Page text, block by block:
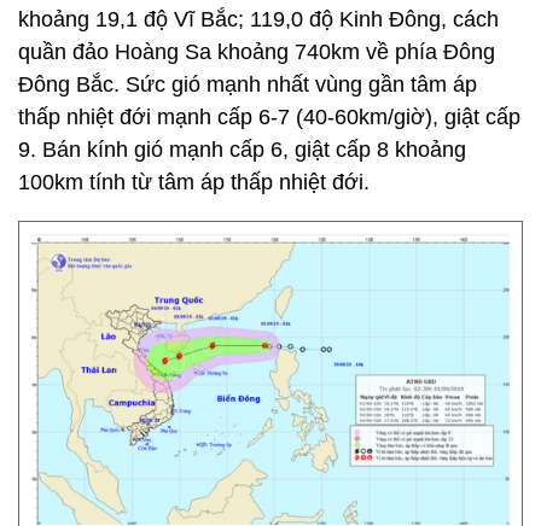
khoảng 19,1 độ Vĩ Bắc; 119,0 độ Kinh Đông, cách
quần đảo Hoàng Sa khoảng 740km về phía Đông
Đông Bắc. Sức gió mạnh nhất vùng gần tâm áp
thấp nhiệt đới mạnh cấp 6-7 (40-60km/giờ), giật cấp
9. Bán kính gió mạnh cấp 6, giật cấp 8 khoảng
100km tính từ tâm áp thấp nhiệt đới.